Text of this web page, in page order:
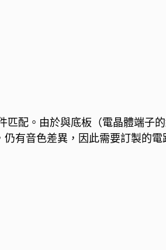
匹配。由於與底板（電晶體端子
有音色差異，因此需要訂製的電